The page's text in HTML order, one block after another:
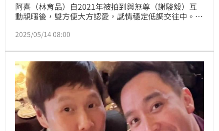
阿喜（林育品）自2021年被拍到與無尊（謝駿毅）互
動親暱後，雙方便大方認愛，感情穩定低調交往中。近
格獲得粉絲喜愛。12日她分享一系列自拍美照，讓粉絲
趙浩雲
2025/05/14 08:00